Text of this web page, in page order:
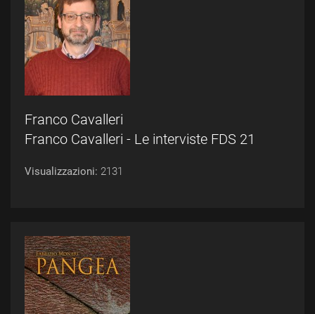
Franco Cavalleri
Franco Cavalleri - Le interviste FDS 21
Visualizzazioni: 2131